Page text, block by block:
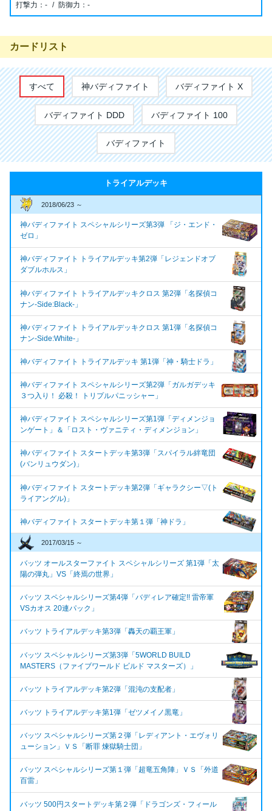
-
-
カードリスト
すべて 神バディファイト バディファイト X
バディファイト DDD バディファイト 100
バディファイト
トライアルデッキ
2018/06/23 ～
神バディファイト スペシャルシリーズ第3弾 「ジ・エンド・
ゼロ」
神バディファイト トライアルデッキ第2弾「レジェンドオブ
ダブルホルス」
神バディファイト トライアルデッキクロス 第2弾「名探偵コ
ナン-Side:Black-」
神バディファイト トライアルデッキクロス 第1弾「名探偵コ
ナン-Side:White-」
神バディファイト トライアルデッキ 第1弾「神・騎士ドラ」
神バディファイト スペシャルシリーズ第2弾「ガルガデッキ
３つ入り！ 必殺！ トリプルパニッシャー」
神バディファイト スペシャルシリーズ第1弾「ディメンジョ
ンゲート」＆「ロスト・ヴァニティ・ディメンジョン」
神バディファイト スタートデッキ第3弾「スパイラル絆竜団
(バンリュウダン)」
神バディファイト スタートデッキ第2弾「ギャラクシー▽(ト
ライアングル)」
神バディファイト スタートデッキ第１弾「神ドラ」
2017/03/15 ～
バッツ オールスターファイト スペシャルシリーズ 第1弾「太
陽の弾丸」VS「終焉の世界」
バッツ スペシャルシリーズ第4弾「バディレア確定!! 雷帝軍
VSカオス 20連パック」
バッツ トライアルデッキ第3弾「轟天の覇王軍」
バッツ スペシャルシリーズ第3弾「5WORLD BUILD
MASTERS（ファイブワールド ビルド マスターズ）」
バッツ トライアルデッキ第2弾「混沌の支配者」
バッツ トライアルデッキ第1弾「ゼツメイノ黒竜」
バッツ スペシャルシリーズ第２弾「レディアント・エヴォリ
ューション」ＶＳ「断罪 煉獄騎士団」
バッツ スペシャルシリーズ第１弾「超竜五角陣」ＶＳ「外道
百雷」
バッツ 500円スタートデッキ第２弾「ドラゴンズ・フィール